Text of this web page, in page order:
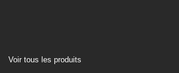
Voir tous les produits